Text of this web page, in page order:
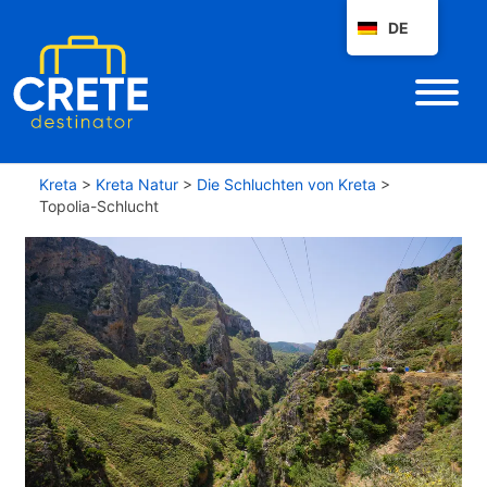
Kreta > Kreta Natur > Die Schluchten von Kreta >
Topolia-Schlucht
DE